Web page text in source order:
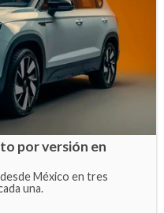
por versión en
México en tres
una.